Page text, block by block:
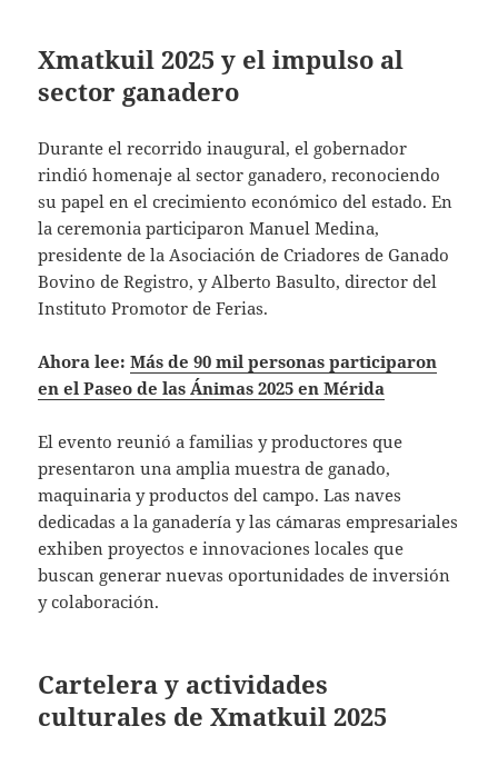
Xmatkuil 2025 y el impulso al
sector ganadero
Durante el recorrido inaugural, el gobernador
rindió homenaje al sector ganadero, reconociendo
su papel en el crecimiento económico del estado. En
la ceremonia participaron Manuel Medina,
presidente de la Asociación de Criadores de Ganado
Bovino de Registro, y Alberto Basulto, director del
Instituto Promotor de Ferias.
Ahora lee:Más de 90 mil personas participaron
en el Paseo de las Ánimas 2025 en Mérida
El evento reunió a familias y productores que
presentaron una amplia muestra de ganado,
maquinaria y productos del campo. Las naves
dedicadas a la ganadería y las cámaras empresariales
exhiben proyectos e innovaciones locales que
buscan generar nuevas oportunidades de inversión
y colaboración.
Cartelera y actividades
culturales de Xmatkuil 2025